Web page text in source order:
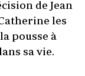
de Jean
les
pousse à
sa vie.